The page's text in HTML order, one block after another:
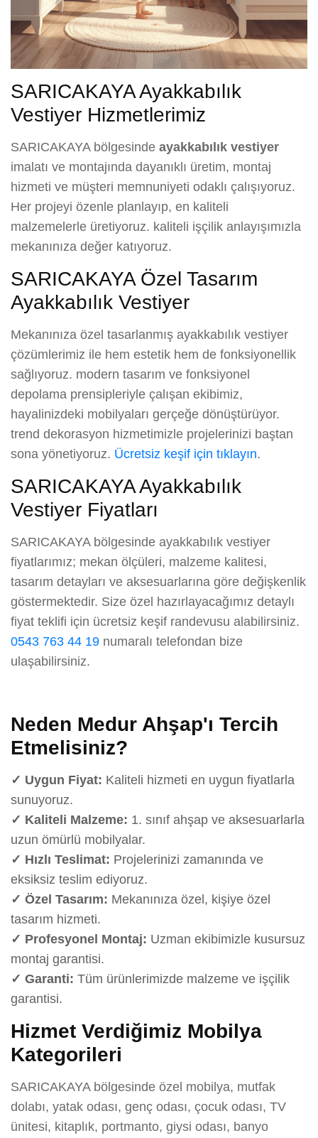
SARICAKAYA Ayakkabılık
Vestiyer Hizmetlerimiz
SARICAKAYA bölgesinde ayakkabılık vestiyer
imalatı ve montajında dayanıklı üretim, montaj
hizmeti ve müşteri memnuniyeti odaklı çalışıyoruz.
Her projeyi özenle planlayıp, en kaliteli
malzemelerle üretiyoruz. kaliteli işçilik anlayışımızla
mekanınıza değer katıyoruz.
SARICAKAYA Özel Tasarım
Ayakkabılık Vestiyer
Mekanınıza özel tasarlanmış ayakkabılık vestiyer
çözümlerimiz ile hem estetik hem de fonksiyonellik
sağlıyoruz. modern tasarım ve fonksiyonel
depolama prensipleriyle çalışan ekibimiz,
hayalinizdeki mobilyaları gerçeğe dönüştürüyor.
trend dekorasyon hizmetimizle projelerinizi baştan
sona yönetiyoruz. Ücretsiz keşif için tıklayın.
SARICAKAYA Ayakkabılık
Vestiyer Fiyatları
SARICAKAYA bölgesinde ayakkabılık vestiyer
fiyatlarımız; mekan ölçüleri, malzeme kalitesi,
tasarım detayları ve aksesuarlarına göre değişkenlik
göstermektedir. Size özel hazırlayacağımız detaylı
fiyat teklifi için ücretsiz keşif randevusu alabilirsiniz.
0543 763 44 19 numaralı telefondan bize
ulaşabilirsiniz.
Neden Medur Ahşap'ı Tercih
Etmelisiniz?
✓ Uygun Fiyat: Kaliteli hizmeti en uygun fiyatlarla
sunuyoruz.
✓ Kaliteli Malzeme: 1. sınıf ahşap ve aksesuarlarla
uzun ömürlü mobilyalar.
✓ Hızlı Teslimat: Projelerinizi zamanında ve
eksiksiz teslim ediyoruz.
✓ Özel Tasarım: Mekanınıza özel, kişiye özel
tasarım hizmeti.
✓ Profesyonel Montaj: Uzman ekibimizle kusursuz
montaj garantisi.
✓ Garanti: Tüm ürünlerimizde malzeme ve işçilik
garantisi.
Hizmet Verdiğimiz Mobilya
Kategorileri
SARICAKAYA bölgesinde özel mobilya, mutfak
dolabı, yatak odası, genç odası, çocuk odası, TV
ünitesi, kitaplık, portmanto, giysi odası, banyo